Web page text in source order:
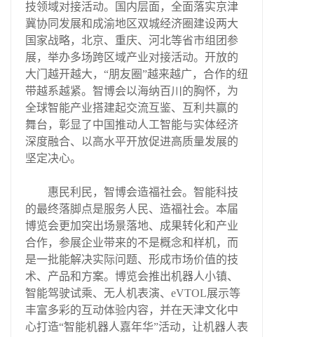
技领域对接活动。国内层面，全面落实京津
冀协同发展和成渝地区双城经济圈建设两大
国家战略，北京、重庆、河北等省市组团参
展，举办多场跨区域产业对接活动。开放的
大门越开越大，“朋友圈”越来越广，合作的纽
带越系越紧。智博会以海纳百川的胸怀，为
全球智能产业搭建起交流互鉴、互利共赢的
舞台，彰显了中国推动人工智能与实体经济
深度融合、以高水平开放促进高质量发展的
坚定决心。
惠民利民，智博会造福社会。智能科技
的最终落脚点是服务人民、造福社会。本届
博览会更加突出场景落地、成果转化和产业
合作，参展企业带来的不是概念和样机，而
是一批能解决实际问题、形成市场价值的技
术、产品和方案。博览会推出机器人小镇、
智能驾驶试乘、无人机表演、eVTOL展示等
丰富多彩的互动体验内容，并在天津文化中
心打造“智能机器人嘉年华”活动，让机器人表